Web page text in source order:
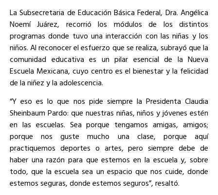
La Subsecretaria de Educación Básica Federal, Dra. Angélica
Noemí Juárez, recorrió los módulos de los distintos
programas donde tuvo una interacción con las niñas y los
niños. Al reconocer el esfuerzo que se realiza, subrayó que la
comunidad educativa es un pilar esencial de la Nueva
Escuela Mexicana, cuyo centro es el bienestar y la felicidad
de la niñez y la adolescencia.
“Y eso es lo que nos pide siempre la Presidenta Claudia
Sheinbaum Pardo: que nuestras niñas, niños y jóvenes estén
en las escuelas. Sea porque tengamos amigas, amigos;
porque nos guste mucho una clase, porque aquí
practiquemos deportes o artes, pero siempre debe de
haber una razón para que estemos en la escuela y, sobre
todo, que la escuela sea un espacio que nos cuide, donde
estemos seguras, donde estemos seguros”, resaltó.